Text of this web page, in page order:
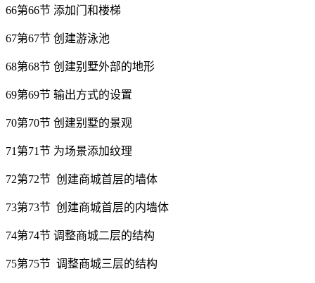
66第66节 添加门和楼梯
67第67节 创建游泳池
68第68节 创建别墅外部的地形
69第69节 输出方式的设置
70第70节 创建别墅的景观
71第71节 为场景添加纹理
72第72节 创建商城首层的墙体
73第73节 创建商城首层的内墙体
74第74节 调整商城二层的结构
75第75节 调整商城三层的结构